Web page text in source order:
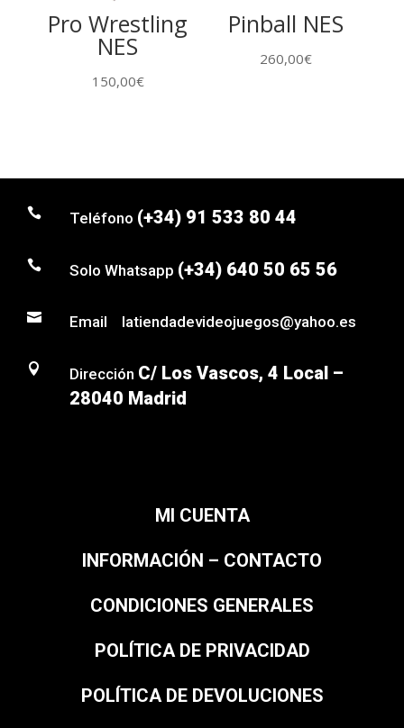
Pro Wrestling
NES
150,00€
Pinball NES
260,00€
 Teléfono (+34) 91 533 80 44
 Solo Whatsapp (+34) 640 50 65 56
 Email latiendadevideojuegos@yahoo.es
 Dirección C/ Los Vascos, 4 Local –
28040 Madrid
MI CUENTA
INFORMACIÓN – CONTACTO
CONDICIONES GENERALES
POLÍTICA DE PRIVACIDAD
POLÍTICA DE DEVOLUCIONES